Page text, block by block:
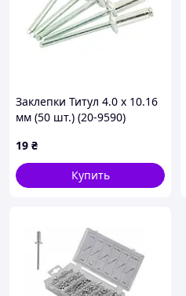
Заклепки Титул 4.0 x 10.16
мм (50 шт.) (20-9590)
19 ₴
Купить